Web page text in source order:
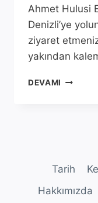
Ahmet Hulusi
Denizli’ye
ziyaret
yakından
DEVAMI
Tarih
Hakkımızda